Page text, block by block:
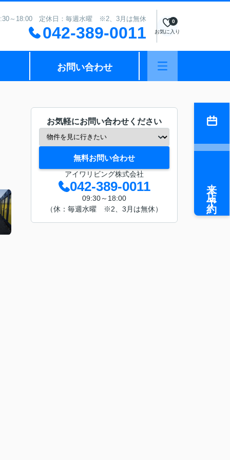
～18:00 定休日：毎週水曜 ※2、3月は無休
042-389-0011 お気に入り
0
お問い合わせ
お気軽にお問い合わせください
無料お問い合わせ
アイワリビング株式会社
042-389-0011
09:30～18:00
（休：毎週水曜 ※2、3月は無休）
来店予約